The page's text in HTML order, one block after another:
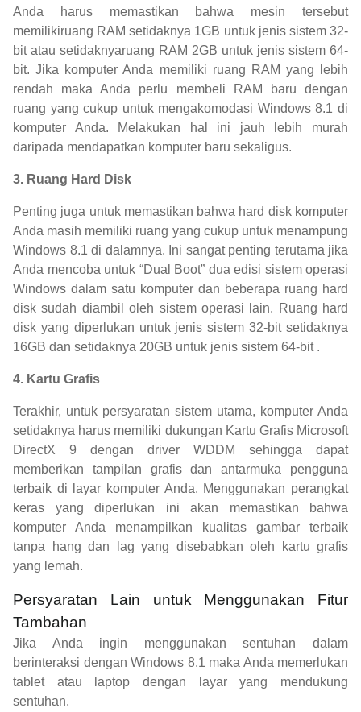
Anda harus memastikan bahwa mesin tersebut
memilikiruang RAM setidaknya 1GB untuk jenis sistem 32-
bit atau setidaknyaruang RAM 2GB untuk jenis sistem 64-
bit. Jika komputer Anda memiliki ruang RAM yang lebih
rendah maka Anda perlu membeli RAM baru dengan
ruang yang cukup untuk mengakomodasi Windows 8.1 di
komputer Anda. Melakukan hal ini jauh lebih murah
daripada mendapatkan komputer baru sekaligus.
3. Ruang Hard Disk
Penting juga untuk memastikan bahwa hard disk komputer
Anda masih memiliki ruang yang cukup untuk menampung
Windows 8.1 di dalamnya. Ini sangat penting terutama jika
Anda mencoba untuk “Dual Boot” dua edisi sistem operasi
Windows dalam satu komputer dan beberapa ruang hard
disk sudah diambil oleh sistem operasi lain. Ruang hard
disk yang diperlukan untuk jenis sistem 32-bit setidaknya
16GB dan setidaknya 20GB untuk jenis sistem 64-bit .
4. Kartu Grafis
Terakhir, untuk persyaratan sistem utama, komputer Anda
setidaknya harus memiliki dukungan Kartu Grafis Microsoft
DirectX 9 dengan driver WDDM sehingga dapat
memberikan tampilan grafis dan antarmuka pengguna
terbaik di layar komputer Anda. Menggunakan perangkat
keras yang diperlukan ini akan memastikan bahwa
komputer Anda menampilkan kualitas gambar terbaik
tanpa hang dan lag yang disebabkan oleh kartu grafis
yang lemah.
Persyaratan Lain untuk Menggunakan Fitur
Tambahan
Jika Anda ingin menggunakan sentuhan dalam
berinteraksi dengan Windows 8.1 maka Anda memerlukan
tablet atau laptop dengan layar yang mendukung
sentuhan.